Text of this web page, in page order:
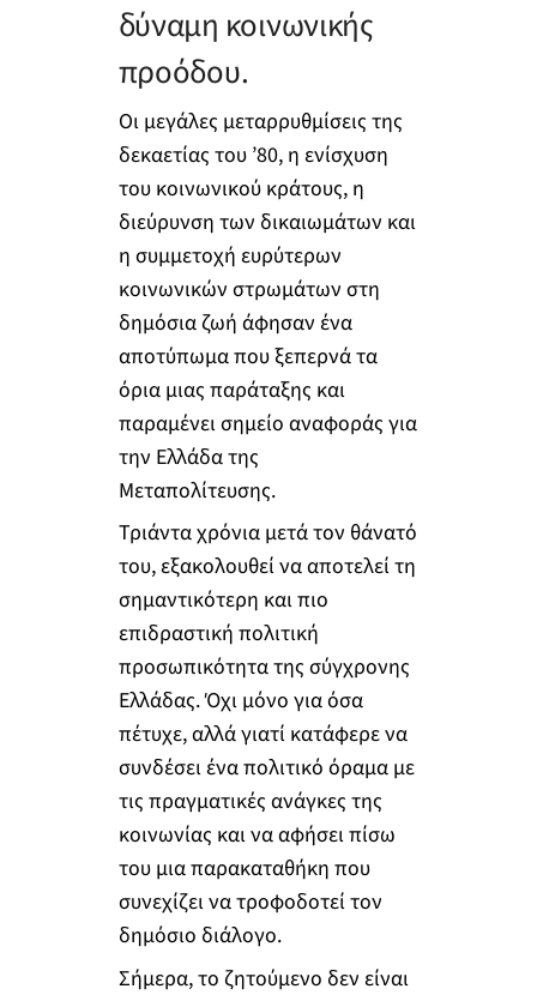
δύναμη κοινωνικής
προόδου.
Οι μεγάλες μεταρρυθμίσεις της
δεκαετίας του ’80, η ενίσχυση
του κοινωνικού κράτους, η
διεύρυνση των δικαιωμάτων και
η συμμετοχή ευρύτερων
κοινωνικών στρωμάτων στη
δημόσια ζωή άφησαν ένα
αποτύπωμα που ξεπερνά τα
όρια μιας παράταξης και
παραμένει σημείο αναφοράς για
την Ελλάδα της
Μεταπολίτευσης.
Τριάντα χρόνια μετά τον θάνατό
του, εξακολουθεί να αποτελεί τη
σημαντικότερη και πιο
επιδραστική πολιτική
προσωπικότητα της σύγχρονης
Ελλάδας. Όχι μόνο για όσα
πέτυχε, αλλά γιατί κατάφερε να
συνδέσει ένα πολιτικό όραμα με
τις πραγματικές ανάγκες της
κοινωνίας και να αφήσει πίσω
του μια παρακαταθήκη που
συνεχίζει να τροφοδοτεί τον
δημόσιο διάλογο.
Σήμερα, το ζητούμενο δεν είναι